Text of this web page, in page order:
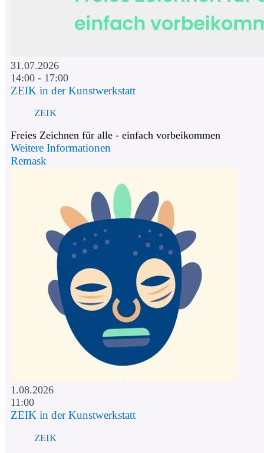
31.07.2026
14:00 - 17:00
ZEIK in der Kunstwerkstatt
ZEIK
Freies Zeichnen für alle - einfach vorbeikommen
Weitere Informationen
Remask
1.08.2026
11:00
ZEIK in der Kunstwerkstatt
ZEIK